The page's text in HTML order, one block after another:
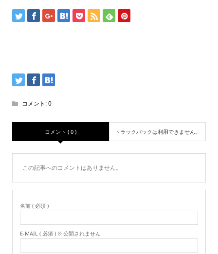
コメント:0
コメント ( 0 ) トラックバックは利用できません。
この記事へのコメントはありません。
名前 ( 必須 )
E-MAIL ( 必須 ) ※ 公開されません